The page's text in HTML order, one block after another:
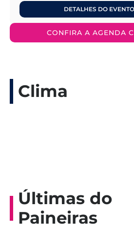
DETALHES DO EVENTO
CONFIRA A AGENDA
Clima
Últimas do
Paineiras